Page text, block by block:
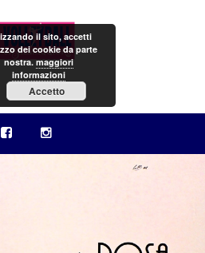
Menu
il sito, accetti
dei cookie da parte
nostra.maggiori
informazioni
Accetto